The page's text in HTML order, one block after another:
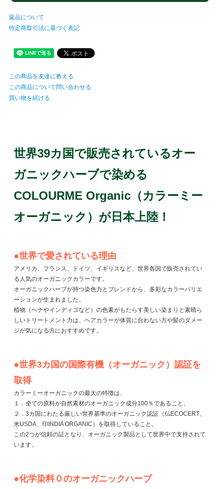
返品について
特定商取引法に基づく表記
この商品を友達に教える
この商品について問い合わせる
買い物を続ける
世界39カ国で販売されているオー
ガニックハーブで染める
COLOURME Organic（カラーミー
オーガニック）が日本上陸！
●世界で愛されている理由
アメリカ、フランス、ドイツ、イギリスなど、世界各国で販売されてい
る人気のオーガニックカラーです。
オーガニックハーブが持つ染色力とブレンドから、多彩なカラーバリエ
ーションが生まれました。
植物（ヘナやインディゴなど）の色素がもたらす美しい染まりと素晴ら
しいトリートメント力は、ヘアカラーが体質に合わない方や髪のダメー
ジが気になる方におすすめです。
●世界3カ国の国際有機（オーガニック）認証を
取得
カラーミーオーガニックの最大の特徴は、
１．全ての原料が自然素材のオーガニック成分100％であること。
２．3カ国にわたる厳しい世界基準のオーガニック認証（仏ECOCERT、
米USDA、印INDIA ORGANIC）を取得していること。
この2つが信頼の証となり、オーガニック製品として世界中で支持されて
います。
●化学染料０のオーガニックハーブ